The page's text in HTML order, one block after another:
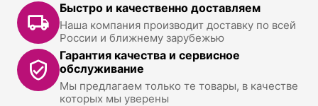
Быстро и качественно доставляем
Наша компания производит доставку по всей
России и ближнему зарубежью
Гарантия качества и сервисное
обслуживание
Мы предлагаем только те товары, в качестве
которых мы уверены